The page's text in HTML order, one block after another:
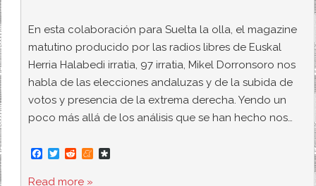
En esta colaboración para Suelta la olla, el magazine
matutino producido por las radios libres de Euskal
Herria Halabedi irratia, 97 irratia, Mikel Dorronsoro nos
habla de las elecciones andaluzas y de la subida de
votos y presencia de la extrema derecha. Yendo un
poco más allá de los análisis que se han hecho nos…
F
T
R
M
Read more »